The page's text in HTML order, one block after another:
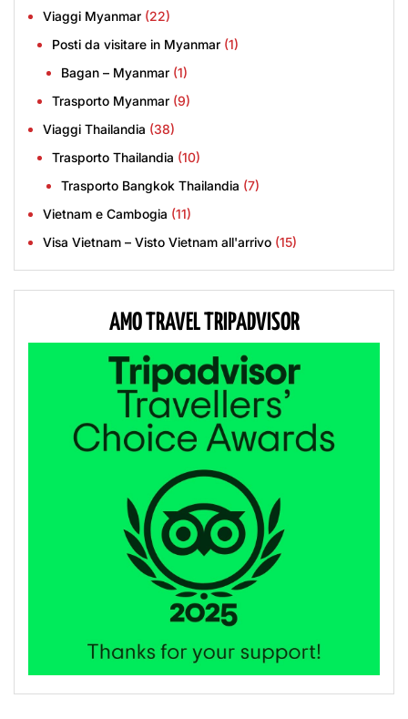
Viaggi Myanmar (22)
Posti da visitare in Myanmar (1)
Bagan – Myanmar (1)
Trasporto Myanmar (9)
Viaggi Thailandia (38)
Trasporto Thailandia (10)
Trasporto Bangkok Thailandia (7)
Vietnam e Cambogia (11)
Visa Vietnam – Visto Vietnam all'arrivo (15)
AMO TRAVEL TRIPADVISOR